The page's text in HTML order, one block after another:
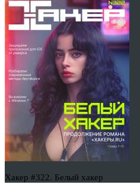
Хакер #322. Белый хакер